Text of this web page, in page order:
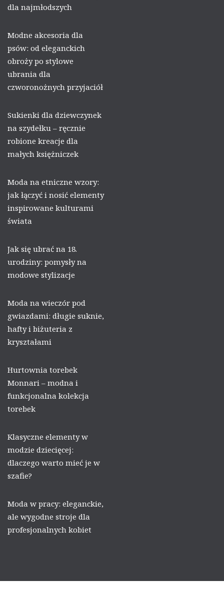
dla najmłodszych
Modne akcesoria dla
psów: od eleganckich
obroży po stylowe
ubrania dla
czworonożnych przyjaciół
Sukienki dla dziewczynek
na szydełku – ręcznie
robione kreacje dla
małych księżniczek
Moda na etniczne wzory:
jak łączyć i nosić elementy
inspirowane kulturami
świata
Jak się ubrać na 18.
urodziny: pomysły na
modowe stylizacje
Moda na wieczór pod
gwiazdami: długie suknie,
hafty i biżuteria z
kryształami
Hurtownia torebek
Monnari – modna i
funkcjonalna kolekcja
torebek
Klasyczne elementy w
modzie dziecięcej:
dlaczego warto mieć je w
szafie?
Moda w pracy: eleganckie,
ale wygodne stroje dla
profesjonalnych kobiet